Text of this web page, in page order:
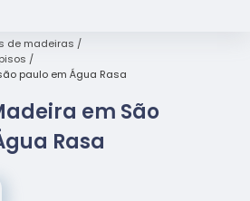
de madeiras
paulo em Água Rasa
em São
Rasa